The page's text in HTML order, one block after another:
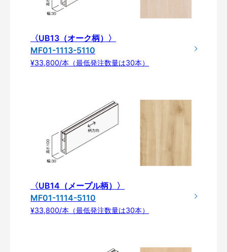
〈UB13（オーク柄）〉
MF01-1113-5110
¥33,800/本（最低発注数量は30本）
〈UB14（メープル柄）〉
MF01-1114-5110
¥33,800/本（最低発注数量は30本）